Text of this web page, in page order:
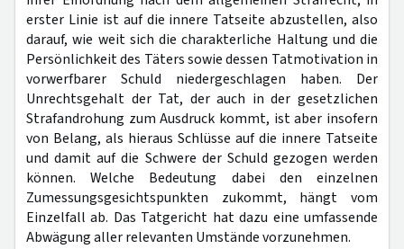
erster Linie ist auf die innere Tatseite abzustellen, also
darauf, wie weit sich die charakterliche Haltung und die
Persönlichkeit des Täters sowie dessen Tatmotivation in
vorwerfbarer Schuld niedergeschlagen haben. Der
Unrechtsgehalt der Tat, der auch in der gesetzlichen
Strafandrohung zum Ausdruck kommt, ist aber insofern
von Belang, als hieraus Schlüsse auf die innere Tatseite
und damit auf die Schwere der Schuld gezogen werden
können. Welche Bedeutung dabei den einzelnen
Zumessungsgesichtspunkten zukommt, hängt vom
Einzelfall ab. Das Tatgericht hat dazu eine umfassende
Abwägung aller relevanten Umstände vorzunehmen.